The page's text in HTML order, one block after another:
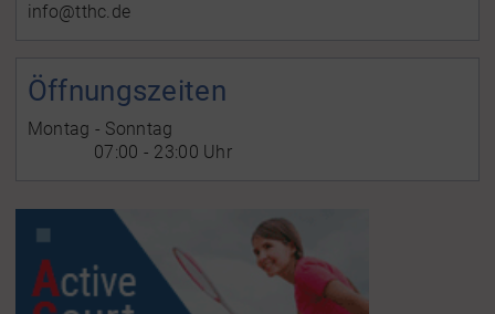
info@tthc.de
Öffnungszeiten
Montag - Sonntag
07:00 - 23:00 Uhr